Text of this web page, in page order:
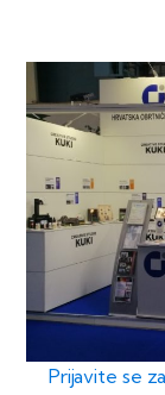
Prijavite se